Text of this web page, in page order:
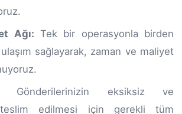
Ağı: Tek bir operasyonla birden
sağlayarak, zaman ve maliyet
Gönderilerinizin eksiksiz ve
teslim edilmesi için gerekli tüm